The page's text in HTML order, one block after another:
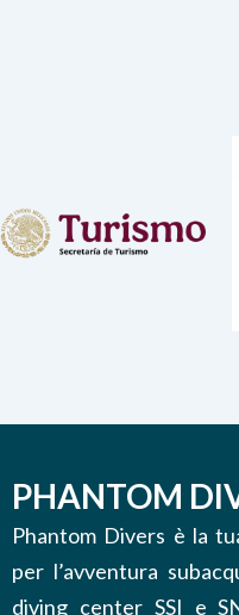
PHANTOM
Phantom Divers è la
per l’avventura
diving center SSI e